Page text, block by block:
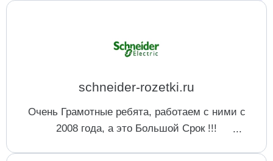
schneider-rozetki.ru
Очень Грамотные ребята, работаем с ними с
2008 года, а это Большой Срок !!!